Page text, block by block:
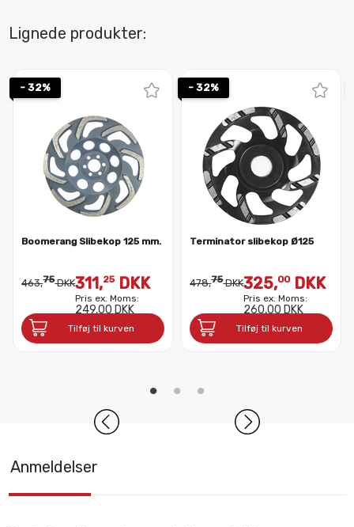
Lignede produkter:
- 32%
Boomerang Slibekop 125 mm.
311,25 DKK
Pris ex. Moms:
249,00 DKK
463,75DKK
Tilføj til kurven
- 32%
Terminator slibekop Ø125
325,00DKK
Pris ex. Moms:
260,00 DKK
478,75DKK
Tilføj til kurven
Anmeldelser